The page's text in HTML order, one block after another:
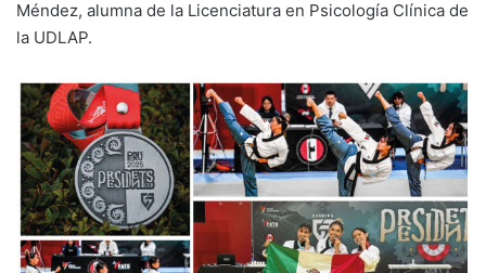
Méndez, alumna de la Licenciatura en Psicología Clínica de
la UDLAP.